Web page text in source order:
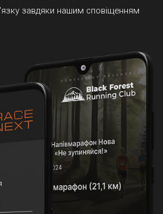
завдяки нашим сповіщенням